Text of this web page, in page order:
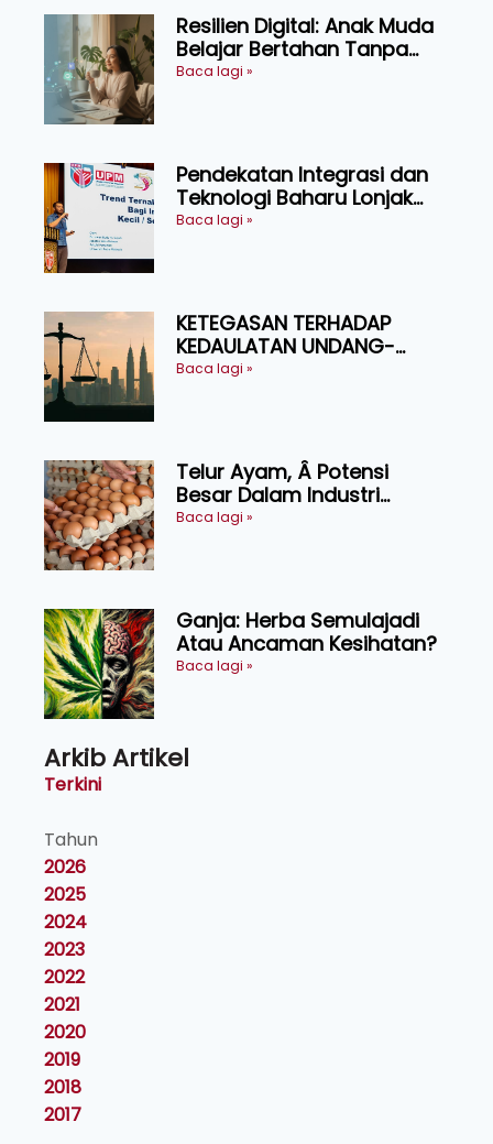
Resilien Digital: Anak Muda
Belajar Bertahan Tanpa
Perlu Menekan Diri
Baca lagi »
Pendekatan Integrasi dan
Teknologi Baharu Lonjak
Produktiviti Ternakan
Baca lagi »
KETEGASAN TERHADAP
KEDAULATAN UNDANG-
UNDANG ASAS KEPADA
Baca lagi »
Telur Ayam, Â Potensi
Besar Dalam Industri
Makanan, Kosmetik dan
Baca lagi »
Ganja: Herba Semulajadi
Atau Ancaman Kesihatan?
Baca lagi »
Arkib Artikel
Terkini
Tahun
2026
2025
2024
2023
2022
2021
2020
2019
2018
2017